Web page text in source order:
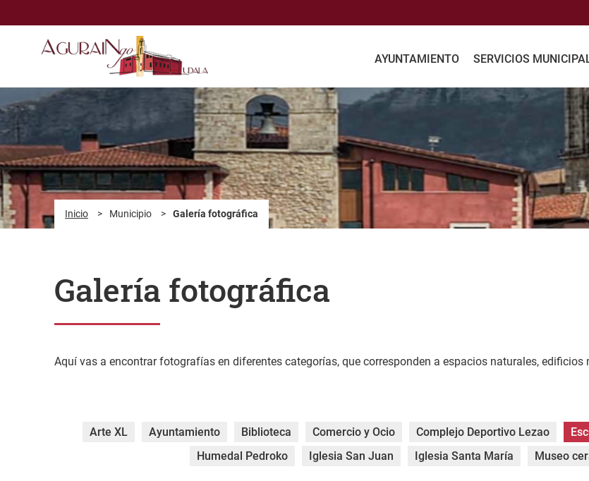
AYUNTAMIENTO SERVICIOS
Inicio > Municipio > Galería fotográfica
Galería fotográfica
Aquí vas a encontrar fotografías en diferentes categorías, que corresponden a espacios naturales, edificios
Arte XL Ayuntamiento Biblioteca Comercio y Ocio Complejo Deportivo Lezao
Humedal Pedroko
Iglesia San Juan Iglesia Santa María Museo